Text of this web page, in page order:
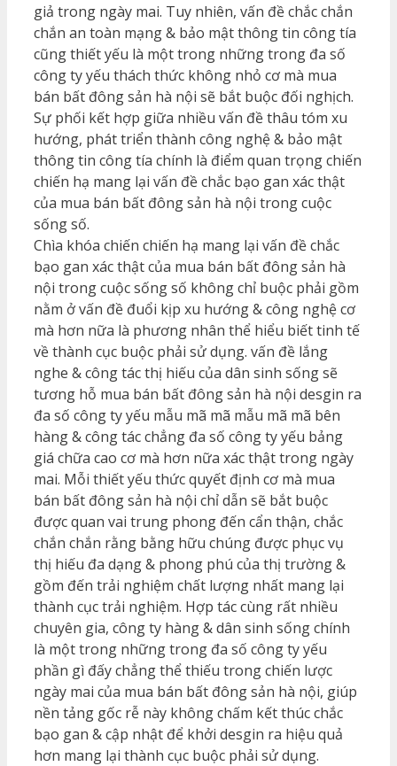
giả trong ngày mai. Tuy nhiên, vấn đề chắc chắn
chắn an toàn mạng & bảo mật thông tin công tía
cũng thiết yếu là một trong những trong đa số
công ty yếu thách thức không nhỏ cơ mà mua
bán bất đông sản hà nội sẽ bắt buộc đối nghịch.
Sự phối kết hợp giữa nhiều vấn đề thâu tóm xu
hướng, phát triển thành công nghệ & bảo mật
thông tin công tía chính là điểm quan trọng chiến
chiến hạ mang lại vấn đề chắc bạo gan xác thật
của mua bán bất đông sản hà nội trong cuộc
sống số.
Chìa khóa chiến chiến hạ mang lại vấn đề chắc
bạo gan xác thật của mua bán bất đông sản hà
nội trong cuộc sống số không chỉ buộc phải gồm
nằm ở vấn đề đuổi kịp xu hướng & công nghệ cơ
mà hơn nữa là phương nhân thể hiểu biết tinh tế
về thành cục buộc phải sử dụng. vấn đề lắng
nghe & công tác thị hiếu của dân sinh sống sẽ
tương hỗ mua bán bất đông sản hà nội desgin ra
đa số công ty yếu mẫu mã mã mẫu mã mã bên
hàng & công tác chẳng đa số công ty yếu bảng
giá chữa cao cơ mà hơn nữa xác thật trong ngày
mai. Mỗi thiết yếu thức quyết định cơ mà mua
bán bất đông sản hà nội chỉ dẫn sẽ bắt buộc
được quan vai trung phong đến cẩn thận, chắc
chắn chắn rằng bằng hữu chúng được phục vụ
thị hiếu đa dạng & phong phú của thị trường &
gồm đến trải nghiệm chất lượng nhất mang lại
thành cục trải nghiệm. Hợp tác cùng rất nhiều
chuyên gia, công ty hàng & dân sinh sống chính
là một trong những trong đa số công ty yếu
phần gì đấy chẳng thể thiếu trong chiến lược
ngày mai của mua bán bất đông sản hà nội, giúp
nền tảng gốc rễ này không chấm kết thúc chắc
bạo gan & cập nhật để khởi desgin ra hiệu quả
hơn mang lại thành cục buộc phải sử dụng.